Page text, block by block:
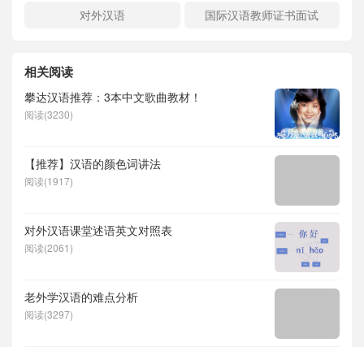
对外汉语
国际汉语教师证书面试
相关阅读
攀达汉语推荐：3本中文歌曲教材！
阅读(3230)
【推荐】汉语的颜色词讲法
阅读(1917)
对外汉语课堂述语英文对照表
阅读(2061)
老外学汉语的难点分析
阅读(3297)